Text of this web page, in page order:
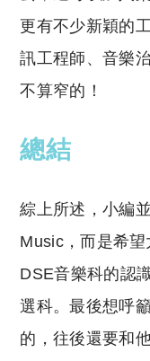
更有不少新穎的
訊工程師、音樂
不算窄的！
總結
綜上所述，小編
Music，而是希
DSE音樂科的認
選科。最後想呼
的，往後還要和